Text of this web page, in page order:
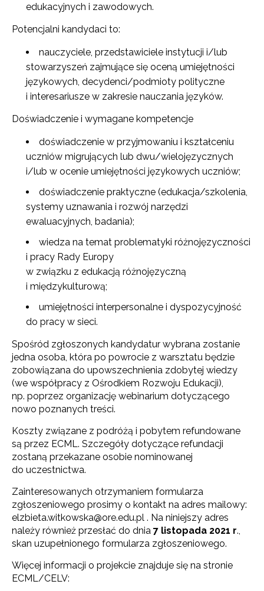
edukacyjnych i zawodowych.
Potencjalni kandydaci to:
nauczyciele, przedstawiciele instytucji i/lub
stowarzyszeń zajmujące się oceną umiejętności
językowych, decydenci/podmioty polityczne
i interesariusze w zakresie nauczania języków.
Doświadczenie i wymagane kompetencje
doświadczenie w przyjmowaniu i kształceniu
uczniów migrujących lub dwu/wielojęzycznych
i/lub w ocenie umiejętności językowych uczniów;
doświadczenie praktyczne (edukacja/szkolenia,
systemy uznawania i rozwój narzędzi
ewaluacyjnych, badania);
wiedza na temat problematyki różnojęzyczności
i pracy Rady Europy
w związku z edukacją różnojęzyczną
i międzykulturową;
umiejętności interpersonalne i dyspozycyjność
do pracy w sieci.
Spośród zgłoszonych kandydatur wybrana zostanie
jedna osoba, która po powrocie z warsztatu będzie
zobowiązana do upowszechnienia zdobytej wiedzy
(we współpracy z Ośrodkiem Rozwoju Edukacji),
np. poprzez organizację webinarium dotyczącego
nowo poznanych treści.
Koszty związane z podróżą i pobytem refundowane
są przez ECML. Szczegóły dotyczące refundacji
zostaną przekazane osobie nominowanej
do uczestnictwa.
Zainteresowanych otrzymaniem formularza
zgłoszeniowego prosimy o kontakt na adres mailowy:
elzbieta.witkowska@ore.edu.pl . Na niniejszy adres
należy również przesłać do dnia 7 listopada 2021 r.,
skan uzupełnionego formularza zgłoszeniowego.
Więcej informacji o projekcie znajduje się na stronie
ECML/CELV:
Newsletter ORE
Zapisz się i bądź na bieżąco z najnowszymi
informacjami